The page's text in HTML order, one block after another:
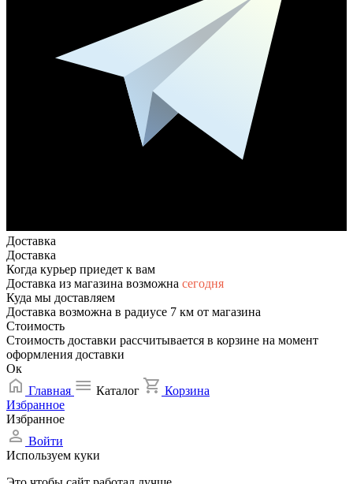
Доставка
Доставка
Когда курьер приедет к вам
Доставка из магазина возможна сегодня
Куда мы доставляем
Доставка возможна в радиусе 7 км от магазина
Стоимость
Стоимость доставки рассчитывается в корзине на момент
оформления доставки
Ок
Главная
Каталог
Корзина
Избранное
Избранное
Войти
Используем куки